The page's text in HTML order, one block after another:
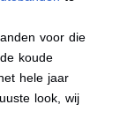
voor die
koude
hele jaar
look, wij